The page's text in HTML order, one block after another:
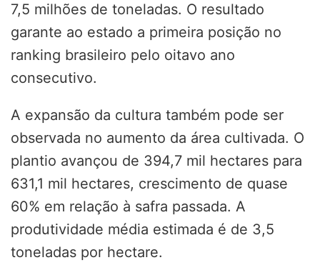
7,5 milhões de toneladas. O resultado
garante ao estado a primeira posição no
ranking brasileiro pelo oitavo ano
consecutivo.
A expansão da cultura também pode ser
observada no aumento da área cultivada. O
plantio avançou de 394,7 mil hectares para
631,1 mil hectares, crescimento de quase
60% em relação à safra passada. A
produtividade média estimada é de 3,5
toneladas por hectare.